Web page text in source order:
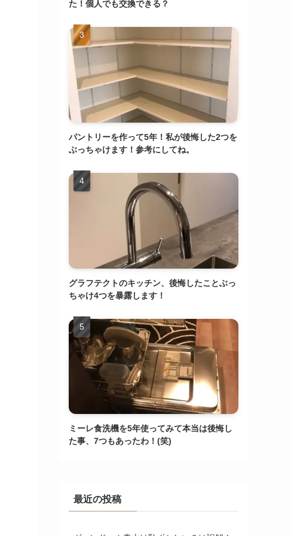
た！個人でも交換できる？
パントリーを作って5年！私が後悔した2つを
ぶっちゃけます！参考にしてね。
グラフテクトのキッチン、後悔したことぶっ
ちゃけ4つを暴露します！
ミーレ食洗機を5年使ってみて本当は後悔し
た事、7つもあったわ！(笑)
最近の投稿